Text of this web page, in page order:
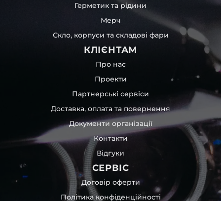
Герметик та рідини
Мерч
Скло, корпуси та складові фари
КЛІЄНТАМ
Про нас
Проекти
Партнерські сервіси
Доставка, оплата та повернення
Документи організації
Контакти
Відгуки
СЕРВІС
Договір оферти
Політика конфіденційності